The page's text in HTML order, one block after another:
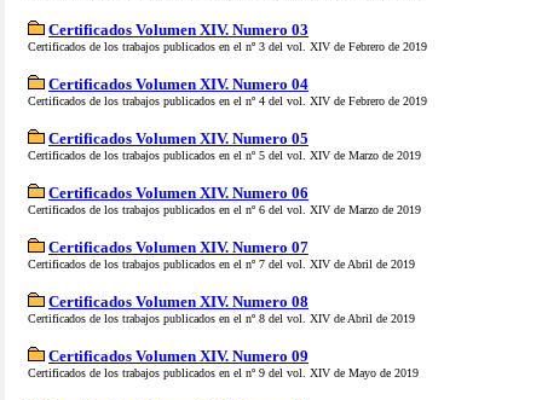
Certificados Volumen XIV. Numero 03
Certificados de los trabajos publicados en el nº 3 del vol. XIV de Febrero de 2019
Certificados Volumen XIV. Numero 04
Certificados de los trabajos publicados en el nº 4 del vol. XIV de Febrero de 2019
Certificados Volumen XIV. Numero 05
Certificados de los trabajos publicados en el nº 5 del vol. XIV de Marzo de 2019
Certificados Volumen XIV. Numero 06
Certificados de los trabajos publicados en el nº 6 del vol. XIV de Marzo de 2019
Certificados Volumen XIV. Numero 07
Certificados de los trabajos publicados en el nº 7 del vol. XIV de Abril de 2019
Certificados Volumen XIV. Numero 08
Certificados de los trabajos publicados en el nº 8 del vol. XIV de Abril de 2019
Certificados Volumen XIV. Numero 09
Certificados de los trabajos publicados en el nº 9 del vol. XIV de Mayo de 2019